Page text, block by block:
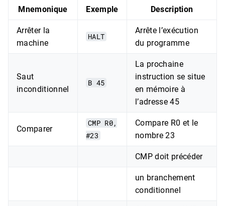
Mnemonique Exemple Description
Arrêter la
machine
HALT
Arrête l’exécution
du programme
Saut
inconditionnel
B 45
La prochaine
instruction se situe
en mémoire à
l’adresse 45
Comparer
CMP R0,
#23
Compare R0 et le
nombre 23
CMP doit précéder
un branchement
conditionnel